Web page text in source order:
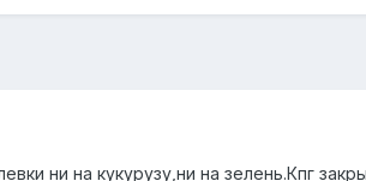
ни на кукурузу,ни на зелень.Кпг